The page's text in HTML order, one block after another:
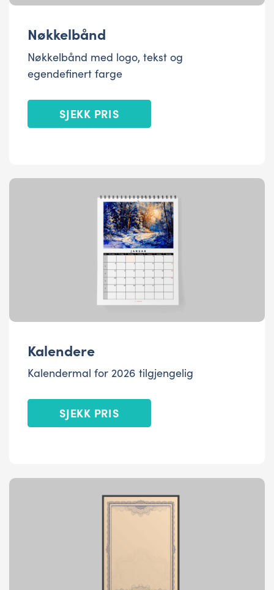
Nøkkelbånd
Nøkkelbånd med logo, tekst og
egendefinert farge
SJEKK PRIS
Kalendere
Kalendermal for 2026 tilgjengelig
SJEKK PRIS